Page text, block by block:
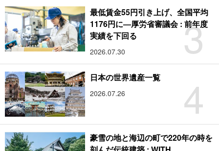
3
最低賃金55円引き上げ、全国平均
1176円に―厚労省審議会 : 前年度
実績を下回る
2026.07.30
4
日本の世界遺産一覧
2026.07.26
豪雪の地と海辺の町で220年の時を